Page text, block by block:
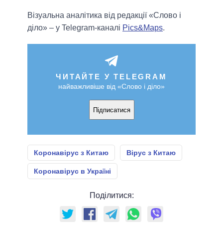
Візуальна аналітика від редакції «Слово і
діло» – у Telegram-каналі Pics&Maps.
ЧИТАЙТЕ У TELEGRAM
найважливіше від «Слово і діло»
Підписатися
Коронавірус з Китаю Вірус з Китаю
Коронавірус в Україні
Поділитися: